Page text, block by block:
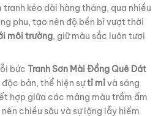
kéo dài hàng tháng, qua nhiều
phu, tạo nên độ bền bỉ vượt thời
môi trường, giữ màu sắc luôn tươi
bức Tranh Sơn Mài Đồng Quê Dát
bản, thể hiện sựtỉ mỉvà sáng
hợp giữa các mảng màu trầm ấm
chiều sâu và sự lộng lẫy hiếm